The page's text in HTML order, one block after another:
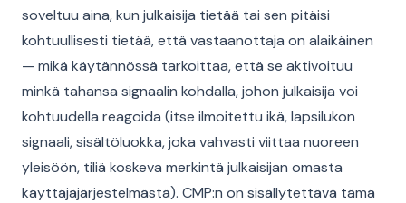
soveltuu aina, kun julkaisija tietää tai sen pitäisi
kohtuullisesti tietää, että vastaanottaja on alaikäinen
— mikä käytännössä tarkoittaa, että se aktivoituu
minkä tahansa signaalin kohdalla, johon julkaisija voi
kohtuudella reagoida (itse ilmoitettu ikä, lapsilukon
signaali, sisältöluokka, joka vahvasti viittaa nuoreen
yleisöön, tiliä koskeva merkintä julkaisijan omasta
käyttäjäjärjestelmästä). CMP:n on sisällytettävä tämä